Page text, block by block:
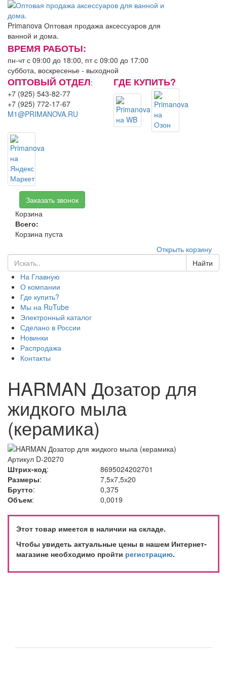
Primanova Оптовая продажа аксессуаров для
ванной и дома.
ВРЕМЯ РАБОТЫ:
пн-чт с 09:00 до 18:00, пт с 09:00 до 17:00
суббота, воскресенье - выходной
ОПТОВЫЙ ОТДЕЛ:
+7 (925) 543-82-77
+7 (925) 772-17-67
M1@PRIMANOVA.RU
ГДЕ КУПИТЬ?
Заказать звонок
Корзина
Всего:
Корзина пуста
Открыть корзину
Найти
На Главную
О компании
Где купить?
Мы на RuTube
Электронный каталог
Сделано в России
Новинки
Распродажа
Контакты
HARMAN Дозатор для
жидкого мыла
(керамика)
Артикул D-20270
Штрих-код:
8695024202701
Размеры:
7,5х7,5х20
Брутто:
0,375
Объем: 0,0019
Этот товар имеется в наличии на складе.
Чтобы увидеть актуальные цены в нашем Интернет-
магазине необходимо пройти регистрацию.